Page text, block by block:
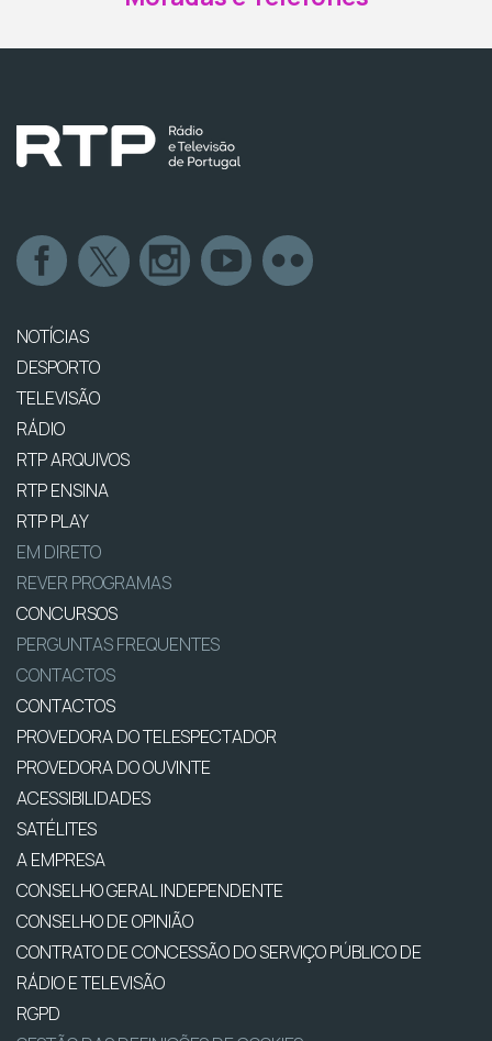
NOTÍCIAS
DESPORTO
TELEVISÃO
RÁDIO
RTP ARQUIVOS
RTP ENSINA
RTP PLAY
EM DIRETO
REVER PROGRAMAS
CONCURSOS
PERGUNTAS FREQUENTES
CONTACTOS
CONTACTOS
PROVEDORA DO TELESPECTADOR
PROVEDORA DO OUVINTE
ACESSIBILIDADES
SATÉLITES
A EMPRESA
CONSELHO GERAL INDEPENDENTE
CONSELHO DE OPINIÃO
CONTRATO DE CONCESSÃO DO SERVIÇO PÚBLICO DE
RÁDIO E TELEVISÃO
RGPD